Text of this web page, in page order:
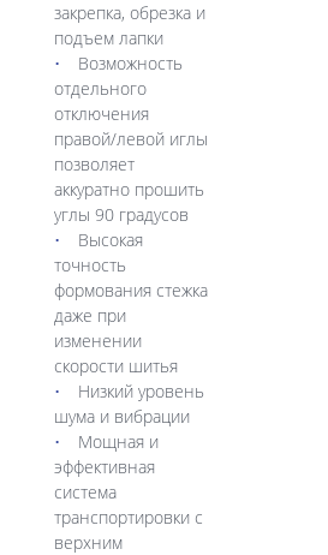
закрепка, обрезка и
подъем лапки
Возможность
отдельного
отключения
правой/левой иглы
позволяет
аккуратно прошить
углы 90 градусов
Высокая
точность
формования стежка
даже при
изменении
скорости шитья
Низкий уровень
шума и вибрации
Мощная и
эффективная
система
транспортировки с
верхним